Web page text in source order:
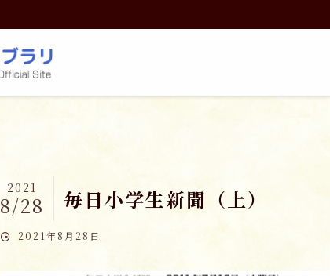
毎日小学生新聞（上）
2021
8/28
2021年8月28日